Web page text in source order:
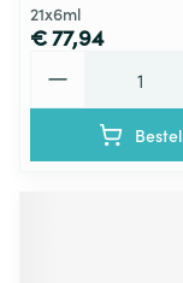
21x6ml
€ 77,94
Bestel